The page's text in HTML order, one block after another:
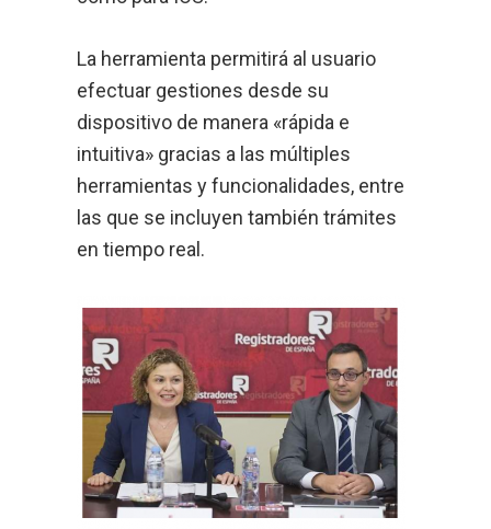
La herramienta permitirá al usuario
efectuar gestiones desde su
dispositivo de manera «rápida e
intuitiva» gracias a las múltiples
herramientas y funcionalidades, entre
las que se incluyen también trámites
en tiempo real.